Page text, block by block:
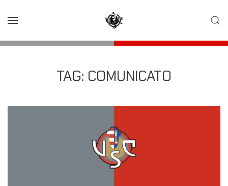
TAG: COMUNICATO